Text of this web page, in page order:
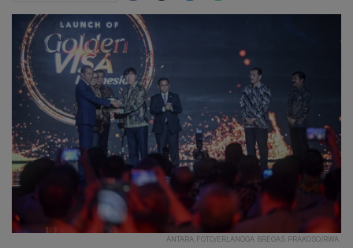
ANTARA FOTO/ERLANGGA BREGAS PRAKOSO/RWA.